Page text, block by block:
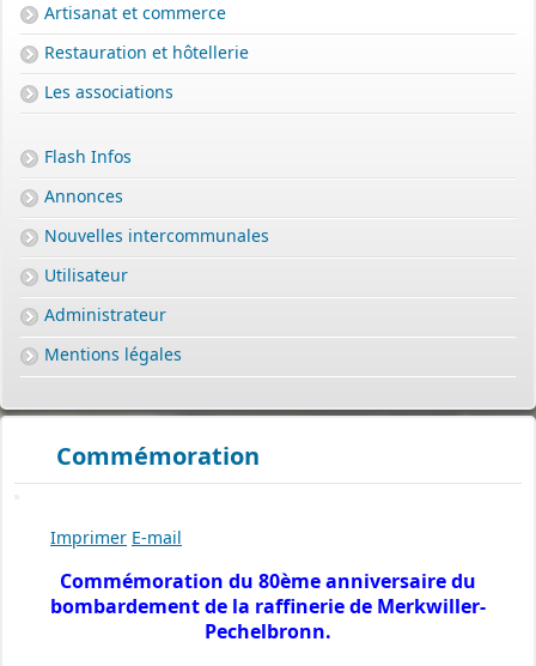
Artisanat et commerce
Restauration et hôtellerie
Les associations
Flash Infos
Annonces
Nouvelles intercommunales
Utilisateur
Administrateur
Mentions légales
Commémoration
Imprimer E-mail
Commémoration du 80ème anniversaire du
bombardement de la raffinerie de Merkwiller-
Pechelbronn.